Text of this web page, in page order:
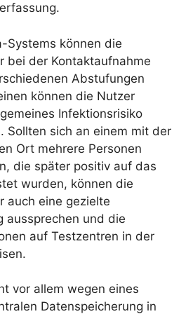
Systems können die
bei der Kontaktaufnahme
Abstufungen
können die Nutzer
Infektionsrisiko
Sollten sich an einem mit der
Ort mehrere Personen
die später positiv auf das
wurden, können die
auch eine gezielte
aussprechen und die
auf Testzentren in der
vor allem wegen eines
Datenspeicherung in